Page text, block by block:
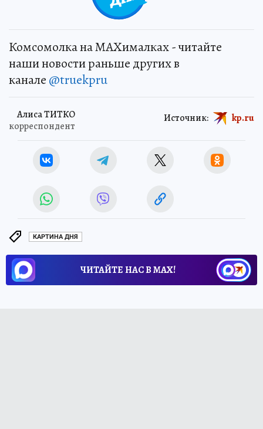
Комсомолка на MAXималках - читайте
наши новости раньше других в
канале @truekpru
Алиса ТИТКО
корреспондент
Источник: kp.ru
КАРТИНА ДНЯ
ЧИТАЙТЕ НАС В МАХ!